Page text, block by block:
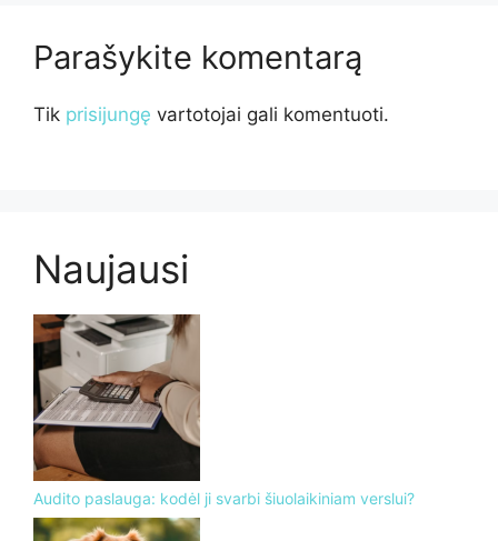
Parašykite komentarą
Tik prisijungę vartotojai gali komentuoti.
Naujausi
Audito paslauga: kodėl ji svarbi šiuolaikiniam verslui?